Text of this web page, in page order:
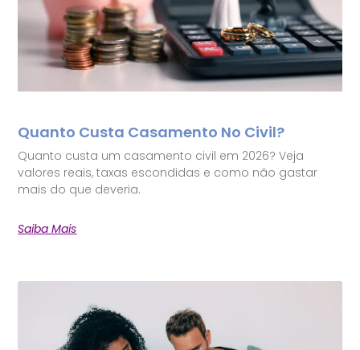
Quanto Custa Casamento No Civil?
Quanto custa um casamento civil em 2026? Veja
valores reais, taxas escondidas e como não gastar
mais do que deveria.
Saiba Mais